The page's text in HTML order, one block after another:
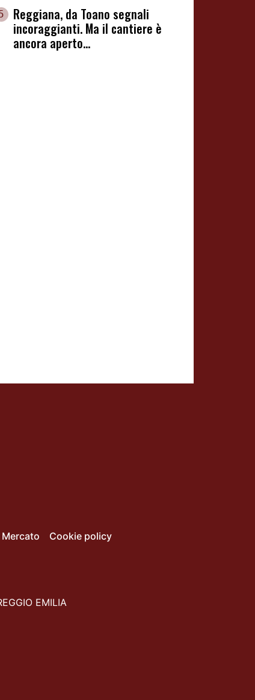
Reggiana, da Toano segnali
incoraggianti. Ma il cantiere è
ancora aperto...
Mercato Cookie policy
EMILIA